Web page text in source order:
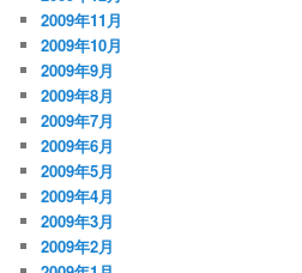
2009年11月
2009年10月
2009年9月
2009年8月
2009年7月
2009年6月
2009年5月
2009年4月
2009年3月
2009年2月